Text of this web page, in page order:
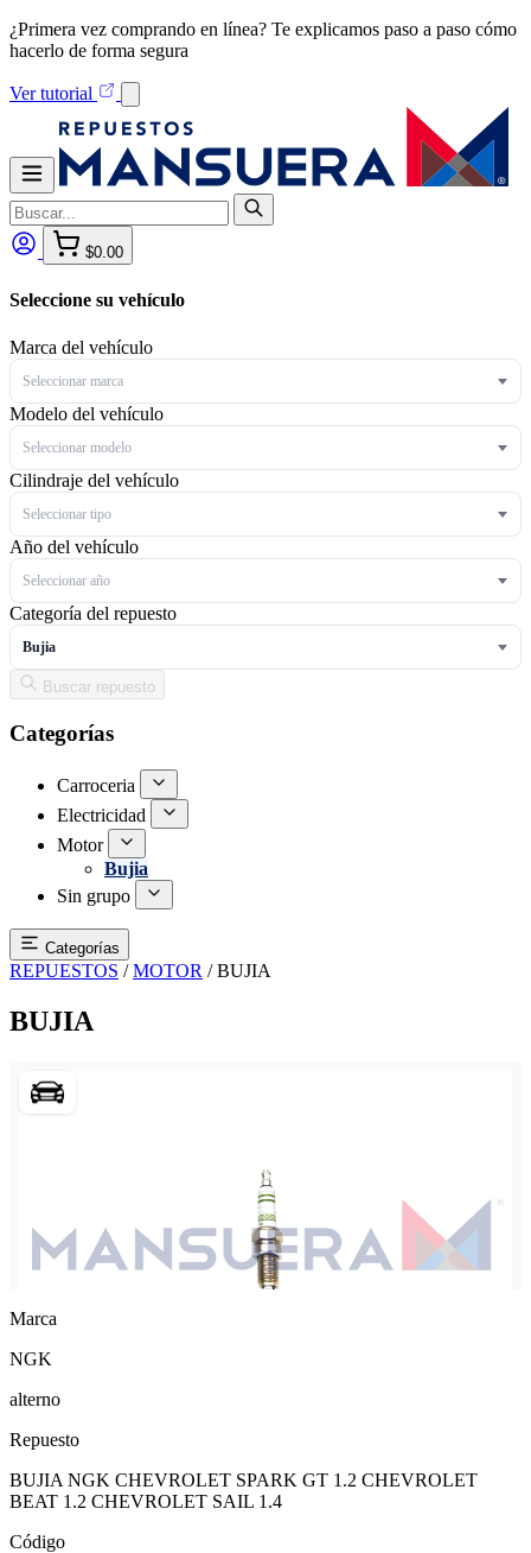
¿Primera vez comprando en línea? Te explicamos paso a paso cómo
hacerlo de forma segura
Ver tutorial
$0.00
Seleccione su vehículo
Marca del vehículo
Seleccionar marca
Modelo del vehículo
Seleccionar modelo
Cilindraje del vehículo
Seleccionar tipo
Año del vehículo
Seleccionar año
Categoría del repuesto
Bujia
Buscar repuesto
Categorías
Carroceria
Electricidad
Motor
Bujia
Sin grupo
Categorías
REPUESTOS / MOTOR / BUJIA
BUJIA
Marca
NGK
alterno
Repuesto
BUJIA NGK CHEVROLET SPARK GT 1.2 CHEVROLET
BEAT 1.2 CHEVROLET SAIL 1.4
Código